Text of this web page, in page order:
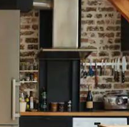
hacia arriba y hacia